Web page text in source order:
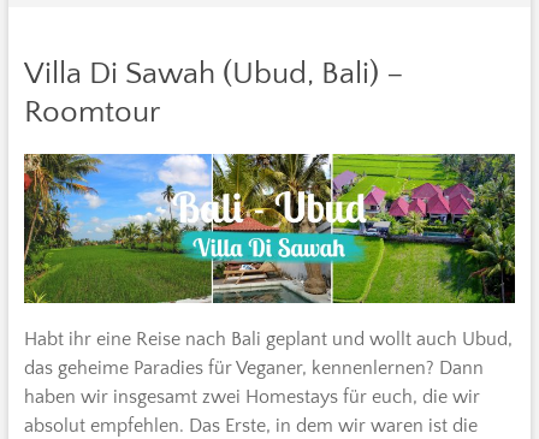
Villa Di Sawah (Ubud, Bali) –
Roomtour
Habt ihr eine Reise nach Bali geplant und wollt auch Ubud,
das geheime Paradies für Veganer, kennenlernen? Dann
haben wir insgesamt zwei Homestays für euch, die wir
absolut empfehlen. Das Erste, in dem wir waren ist die